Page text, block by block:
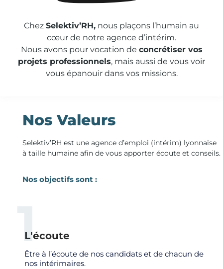
Chez Selektiv’RH, nous plaçons l’humain au
cœur de notre agence d’intérim.
Nous avons pour vocation de concrétiser vos
projets professionnels, mais aussi de vous voir
vous épanouir dans vos missions.
Nos Valeurs
Selektiv’RH est une agence d’emploi (intérim) lyonnaise
à taille humaine afin de vous apporter écoute et conseils.
Nos objectifs sont :
1
L'écoute
Être à l’écoute de nos candidats et de chacun de
nos intérimaires.